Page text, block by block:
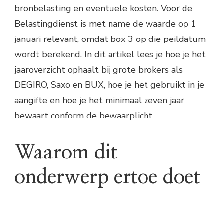
bronbelasting en eventuele kosten. Voor de
Belastingdienst is met name de waarde op 1
januari relevant, omdat box 3 op die peildatum
wordt berekend. In dit artikel lees je hoe je het
jaaroverzicht ophaalt bij grote brokers als
DEGIRO, Saxo en BUX, hoe je het gebruikt in je
aangifte en hoe je het minimaal zeven jaar
bewaart conform de bewaarplicht.
Waarom dit
onderwerp ertoe doet